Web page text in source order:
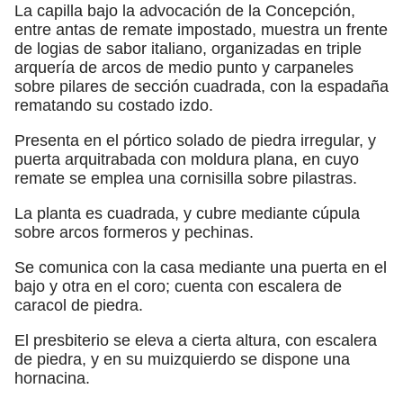
La capilla bajo la advocación de la Concepción,
entre antas de remate impostado, muestra un frente
de logias de sabor italiano, organizadas en triple
arquería de arcos de medio punto y carpaneles
sobre pilares de sección cuadrada, con la espadaña
rematando su costado izdo.
Presenta en el pórtico solado de piedra irregular, y
puerta arquitrabada con moldura plana, en cuyo
remate se emplea una cornisilla sobre pilastras.
La planta es cuadrada, y cubre mediante cúpula
sobre arcos formeros y pechinas.
Se comunica con la casa mediante una puerta en el
bajo y otra en el coro; cuenta con escalera de
caracol de piedra.
El presbiterio se eleva a cierta altura, con escalera
de piedra, y en su muizquierdo se dispone una
hornacina.